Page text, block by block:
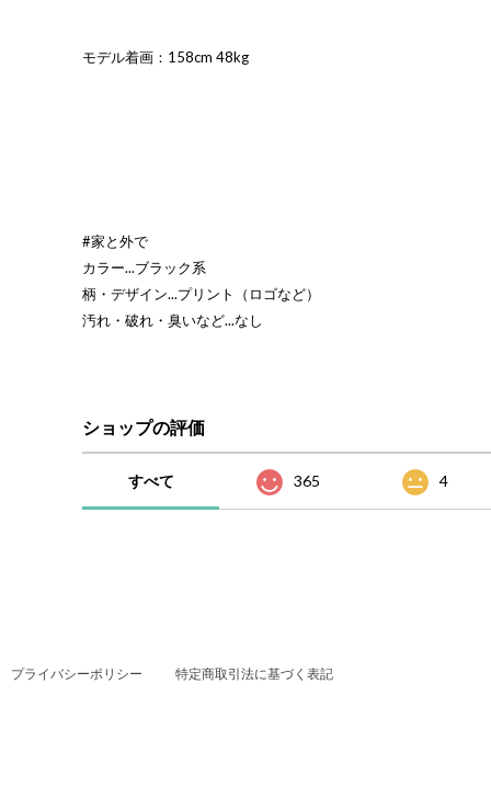
モデル着画：158cm 48kg
#家と外で
カラー...ブラック系
柄・デザイン...プリント（ロゴなど）
汚れ・破れ・臭いなど...なし
ショップの評価
すべて 365 4
プライバシーポリシー 特定商取引法に基づく表記